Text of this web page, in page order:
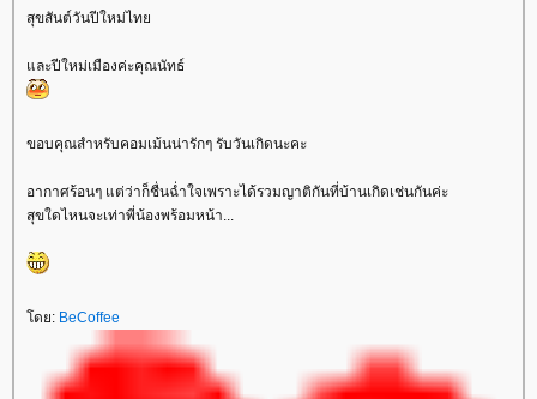
สุขสันต์วันปีใหม่ไท
ละปีใหม่เมืองค่ะคุณนัทธ์
ขอบคุณสำหรับคอมเม้นน่ารักๆ รับวันเกิดนะคะ
อากาศร้อนๆ แต่ว่าก็ชื่นฉ่ำใจเพราะได้รวมญาติกันที่บ้านเกิดเช่นกันค่ะ
สุขใดไหนจะเท่าพี่น้องพร้อมหน้า...
ดย: BeCoffee